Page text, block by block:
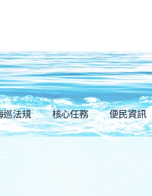
巡法規 核心任務 便民資訊